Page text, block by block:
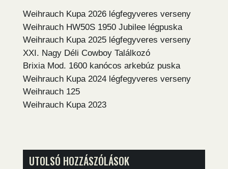
Weihrauch Kupa 2026 légfegyveres verseny
Weihrauch HW50S 1950 Jubilee légpuska
Weihrauch Kupa 2025 légfegyveres verseny
XXI. Nagy Déli Cowboy Találkozó
Brixia Mod. 1600 kanócos arkebúz puska
Weihrauch Kupa 2024 légfegyveres verseny
Weihrauch 125
Weihrauch Kupa 2023
UTOLSÓ HOZZÁSZÓLÁSOK